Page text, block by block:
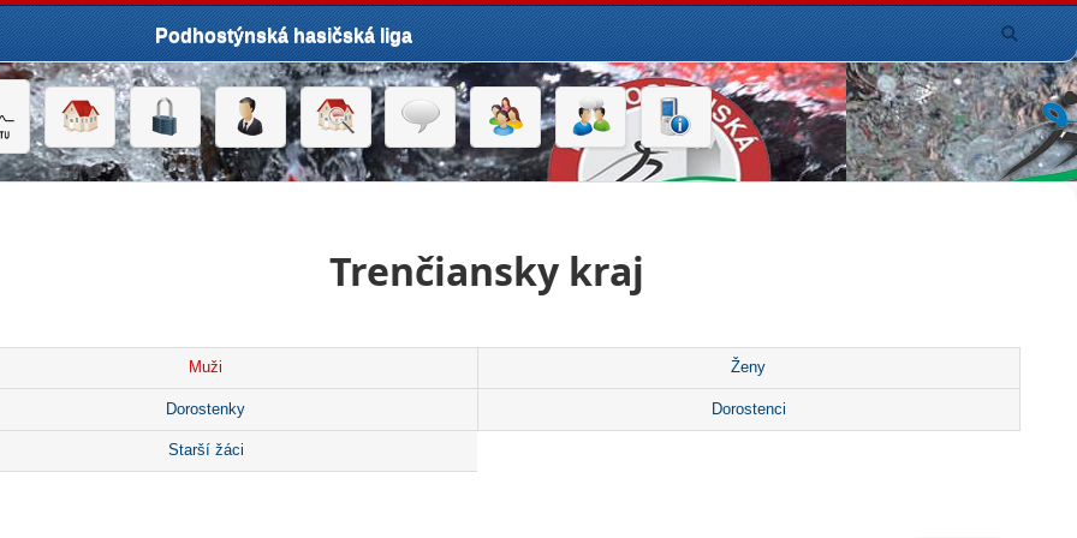
Podhostýnská hasičská liga
Trenčiansky kraj
Muži Ženy
Dorostenky Dorostenci
Starší žáci